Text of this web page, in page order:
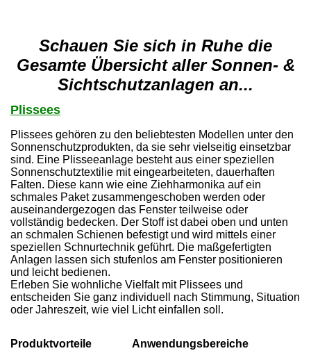
Schauen Sie sich in Ruhe die
Gesamte Übersicht aller Sonnen- &
Sichtschutzanlagen an...
Plissees
Plissees gehören zu den beliebtesten Modellen unter den
Sonnenschutzprodukten, da sie sehr vielseitig einsetzbar
sind. Eine Plisseeanlage besteht aus einer speziellen
Sonnenschutztextilie mit eingearbeiteten, dauerhaften
Falten. Diese kann wie eine Ziehharmonika auf ein
schmales Paket zusammengeschoben werden oder
auseinandergezogen das Fenster teilweise oder
vollständig bedecken. Der Stoff ist dabei oben und unten
an schmalen Schienen befestigt und wird mittels einer
speziellen Schnurtechnik geführt. Die maßgefertigten
Anlagen lassen sich stufenlos am Fenster positionieren
und leicht bedienen.
Erleben Sie wohnliche Vielfalt mit Plissees und
entscheiden Sie ganz individuell nach Stimmung, Situation
oder Jahreszeit, wie viel Licht einfallen soll.
Produktvorteile
Anwendungsbereiche